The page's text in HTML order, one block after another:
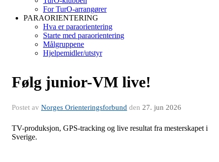
For TurO-arrangører
PARAORIENTERING
Hva er paraorientering
Starte med paraorientering
Målgruppene
Hjelpemidler/utstyr
Følg junior-VM live!
Postet av Norges Orienteringsforbund den 27. jun 2026
TV-produksjon, GPS-tracking og live resultat fra mesterskapet i
Sverige.